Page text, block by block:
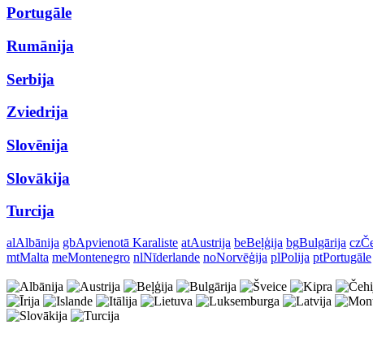
Portugāle
Rumānija
Serbija
Zviedrija
Slovēnija
Slovākija
Turcija
alAlbānija gbApvienotā Karaliste atAustrija beBeļģija bgBulgārija cz
mtMalta meMontenegro nlNīderlande noNorvēģija plPolija ptPortugāle